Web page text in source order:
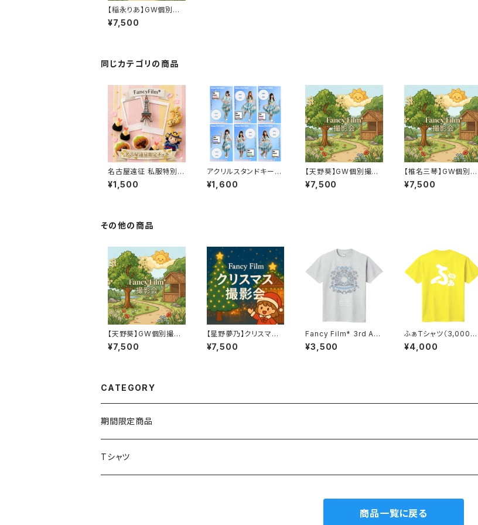
【稲永りあ】GW個別撮
影会※先着順
¥7,500
同じカテゴリの商品
名古屋遠征 私服特別サ
イン入りチェキ
¥1,500
アクリルスタンドキーホ
ルダー(Fancy Film*2
024新衣装)
¥1,600
【天野葵】GW個別撮影
会※先着順
¥7,500
【椎名三琴】GW個別撮
影会※先着順
¥7,500
その他の商品
【天野葵】GW個別撮影
会※先着順
¥7,500
【星野夢乃】クリスマス
個別撮影会※先着販売
¥7,500
Fancy Film* 3rd Ann
iversary One Man Li
ve Tシャツ
¥3,500
ふぁTシャツ（3,000円
分特典券付き）
¥4,000
CATEGORY
期間限定商品
Tシャツ
商品一覧に戻る